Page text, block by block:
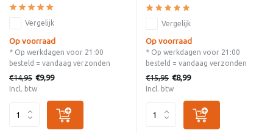
Vergelijk
Op voorraad
* Op werkdagen voor 21:00
besteld = vandaag verzonden
€14,95 €9,99
Incl. btw
Vergelijk
Op voorraad
* Op werkdagen voor 21:00
besteld = vandaag verzonden
€15,95 €8,99
Incl. btw